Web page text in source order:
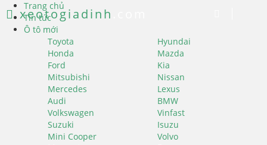
Trang chủ
Tin tức
Ô tô mới
Toyota
Hyundai
Honda
Mazda
Ford
Kia
Mitsubishi
Nissan
Mercedes
Lexus
Audi
BMW
Volkswagen
Vinfast
Suzuki
Isuzu
Mini Cooper
Volvo
xeotogiadinh